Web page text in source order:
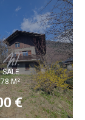
SALE
M²
€